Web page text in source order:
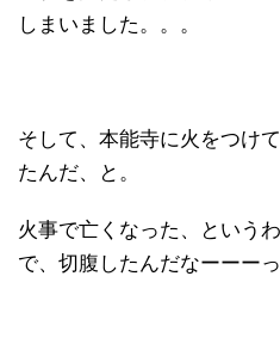
しまいました。。。
そして、本能寺に火をつけ
たんだ、と。
火事で亡くなった、という
で、切腹したんだなーーーっ